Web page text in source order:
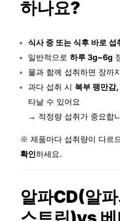
하나요?
식사 중 또는 식후 바로 섭
일반적으로 하루 3g~6g
물과 함께 섭취하면 장까
과다 섭취 시 복부 팽만감
타날 수 있어요
→ 적정량 섭취가 중요합
※ 제품마다 섭취량이 다르
확인하세요.
알파CD(알